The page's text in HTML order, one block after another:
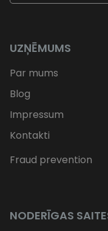
UZŅĒMUMS
Par mums
Blog
Impressum
Kontakti
Fraud prevention
NODERĪGAS